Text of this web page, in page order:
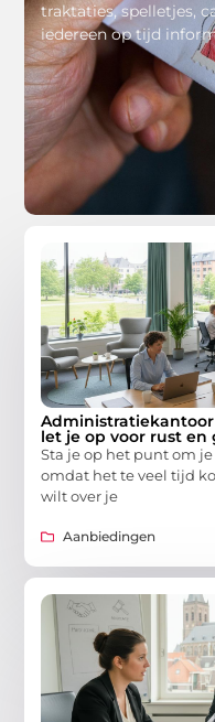
traktaties, spelletjes,
iedereen op tijd
let je op voor rust en
Sta je op het punt om
omdat het te veel tijd
wilt over je
Aanbiedingen